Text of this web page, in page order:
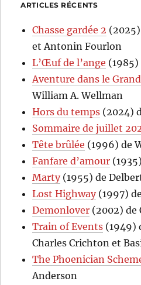
ARTICLES RÉCENTS
Chasse gardée 2
et Antonin Fourlon
L’Œuf de l’ange
Aventure dans le
William A. Wellman
Hors du temps (2024)
Sommaire de juillet
Tête brûlée (1996) de
Fanfare d’amour
Marty(1955) de
Lost Highway(1997)
Demonlover (2002) de
Train of Events (1949)
Charles Crichton et
The Phoenician
Anderson